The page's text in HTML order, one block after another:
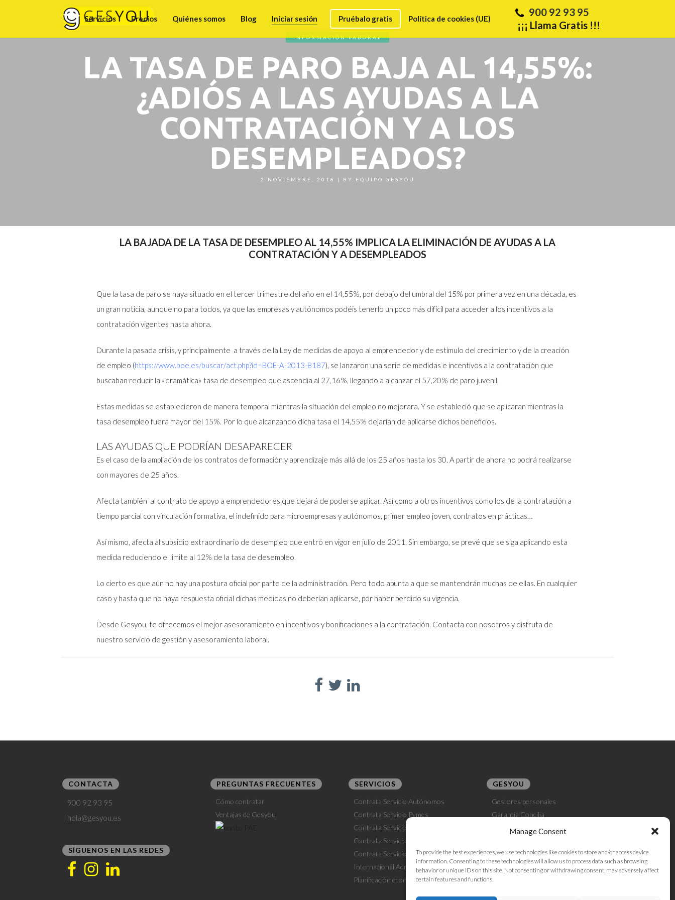
Manage Consent
To provide the best experiences, we use technologies like cookies to store and/or access device
information. Consenting to these technologies will allow us to process data such as browsing
behavior or unique IDs on this site. Not consenting or withdrawing consent, may adversely affect
certain features and functions.
900 92 93 95
¡¡¡ Llama Gratis !!!
Servicios Precios Quiénes somos Blog Iniciar sesión Pruébalo gratis Política de cookies (UE)
INFORMACIÓN LABORAL
LA TASA DE PARO BAJA AL 14,55%:
¿ADIÓS A LAS AYUDAS A LA
CONTRATACIÓN Y A LOS
DESEMPLEADOS?
2 NOVIEMBRE, 2018 | BY EQUIPO GESYOU
LA BAJADA DE LA TASA DE DESEMPLEO AL 14,55% IMPLICA LA ELIMINACIÓN DE AYUDAS A LA
CONTRATACIÓN Y A DESEMPLEADOS
Que la tasa de paro se haya situado en el tercer trimestre del año en el 14,55%, por debajo del umbral del 15% por primera vez en una década, es
un gran noticia, aunque no para todos, ya que las empresas y autónomos podéis tenerlo un poco más difícil para acceder a los incentivos a la
contratación vigentes hasta ahora.
Durante la pasada crisis, y principalmente a través de la Ley de medidas de apoyo al emprendedor y de estímulo del crecimiento y de la creación
de empleo (https://www.boe.es/buscar/act.php?id=BOE-A-2013-8187), se lanzaron una serie de medidas e incentivos a la contratación que
buscaban reducir la «dramática» tasa de desempleo que ascendía al 27,16%, llegando a alcanzar el 57,20% de paro juvenil.
Estas medidas se establecieron de manera temporal mientras la situación del empleo no mejorara. Y se estableció que se aplicaran mientras la
tasa desempleo fuera mayor del 15%. Por lo que alcanzando dicha tasa el 14,55% dejarían de aplicarse dichos beneficios.
LAS AYUDAS QUE PODRÍAN DESAPARECER
Es el caso de la ampliación de los contratos de formación y aprendizaje más allá de los 25 años hasta los 30. A partir de ahora no podrá realizarse
con mayores de 25 años.
Afecta también al contrato de apoyo a emprendedores que dejará de poderse aplicar. Así como a otros incentivos como los de la contratación a
tiempo parcial con vinculación formativa, el indefinido para microempresas y autónomos, primer empleo joven, contratos en prácticas…
Así mismo, afecta al subsidio extraordinario de desempleo que entró en vigor en julio de 2011. Sin embargo, se prevé que se siga aplicando esta
medida reduciendo el limite al 12% de la tasa de desempleo.
Lo cierto es que aún no hay una postura oficial por parte de la administración. Pero todo apunta a que se mantendrán muchas de ellas. En cualquier
caso y hasta que no haya respuesta oficial dichas medidas no deberían aplicarse, por haber perdido su vigencia.
Desde Gesyou, te ofrecemos el mejor asesoramiento en incentivos y bonificaciones a la contratación. Contacta con nosotros y disfruta de
nuestro servicio de gestión y asesoramiento laboral.
CONTACTA
900 92 93 95
hola@gesyou.es
SÍGUENOS EN LAS REDES
PREGUNTAS FRECUENTES
Cómo contratar
Ventajas de Gesyou
SERVICIOS
Contrata Servicio Autónomos
Contrata Servicio Pymes
Contrata Servicio Laboral
Contrata Servicio Outsourcing
Contrata Servicio Fiscalidad
Internacional Administración
Planificación económica
GESYOU
Gestores personales
Garantía Concilia
Gestoría E-Commerce
Gestoría Amazon Seller